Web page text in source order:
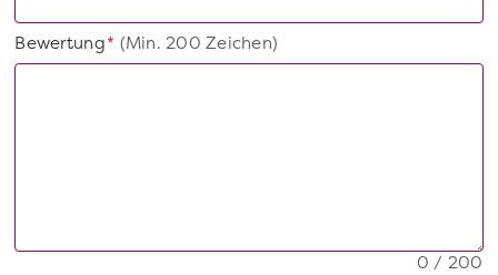
*
Bewertung(Min. 200 Zeichen)
0 / 200